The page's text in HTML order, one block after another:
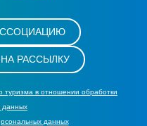
РАССЫЛКУ
туризма в отношении обработки
данных
данных